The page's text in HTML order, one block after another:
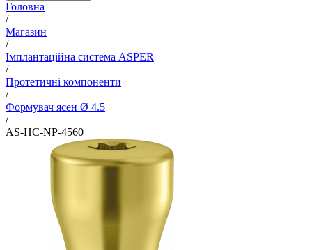
Головна
/
Магазин
/
Імплантаційна система ASPER
/
Протетичні компоненти
/
Формувач ясен Ø 4.5
/
AS-HC-NP-4560